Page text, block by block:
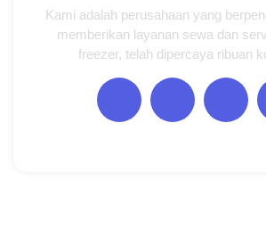
Kami adalah perusahaan yang
memberikan layanan sewa dan
freezer, telah dipercaya ribuan